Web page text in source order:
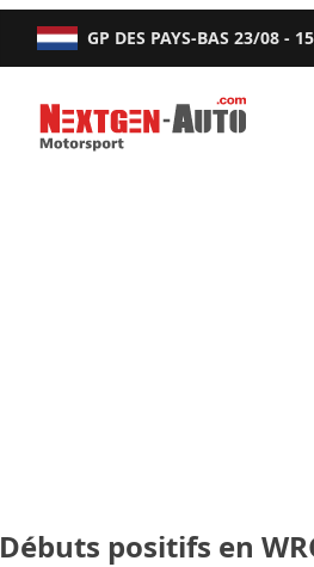
GP DES PAYS-BAS 23/08 -
Nextgen-Auto.com
Débuts positifs en